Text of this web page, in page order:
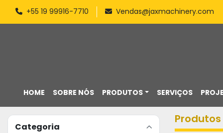
+55 19 99916-7710 Vendas@jaxmachinery.com
HOME PRODUTOS
SOBRE NÓS SERVIÇOS
Categoria
Produtos